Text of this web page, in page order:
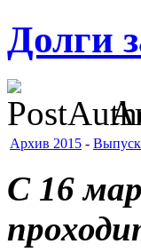
Долги
Архив 2015 -
С 16